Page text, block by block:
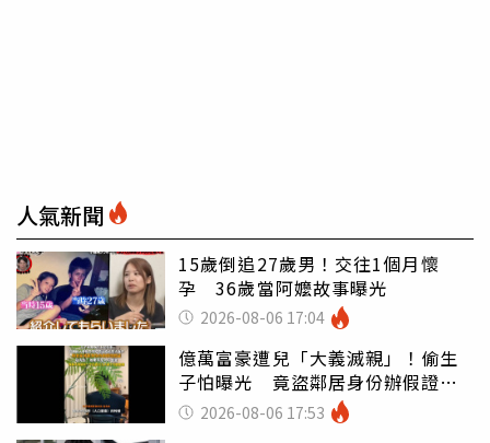
人氣新聞
15歲倒追27歲男！交往1個月懷
孕 36歲當阿嬤故事曝光
2026-08-06 17:04
億萬富豪遭兒「大義滅親」！偷生
子怕曝光 竟盜鄰居身份辦假證落
戶 2026-08-06 17:53